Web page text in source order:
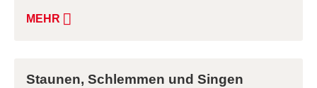
MEHR
Staunen, Schlemmen und Singen